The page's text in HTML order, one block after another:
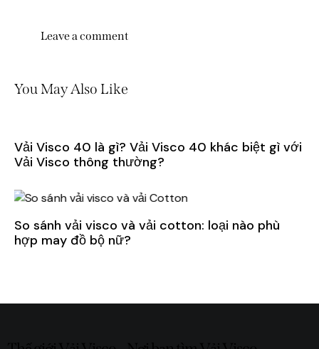
You May Also Like
Vải Visco 40 là gì? Vải Visco 40 khác biệt gì với
Vải Visco thông thường?
So sánh vải visco và vải cotton: loại nào phù
hợp may đồ bộ nữ?